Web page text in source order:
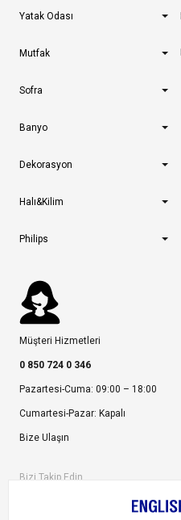
Yatak Odası
Mutfak
Sofra
Banyo
Dekorasyon
Halı&Kilim
Philips
Müşteri Hizmetleri
0 850 724 0 346
Pazartesi-Cuma: 09:00 – 18:00
Cumartesi-Pazar: Kapalı
Bize Ulaşın
Bizi Takip Edin